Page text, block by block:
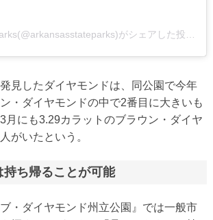
見したダイヤモンドは、同公園で今年
・ダイヤモンドの中で2番目に大きいも
月にも3.29カラットのブラウン・ダイヤ
がいたという。
持ち帰ることが可能
ブ・ダイヤモンド州立公園』では一般市